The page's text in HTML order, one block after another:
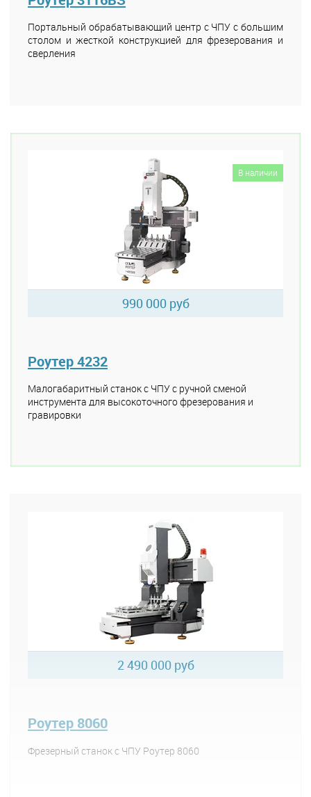
Портальный обрабатывающий центр с ЧПУ с большим
столом и жесткой конструкцией для фрезерования и
сверления
В наличии
990 000 руб
Роутер 4232
Малогабаритный станок с ЧПУ с ручной сменой
инструмента для высокоточного фрезерования и
гравировки
2 490 000 руб
Роутер 8060
Фрезерный станок с ЧПУ Роутер 8060